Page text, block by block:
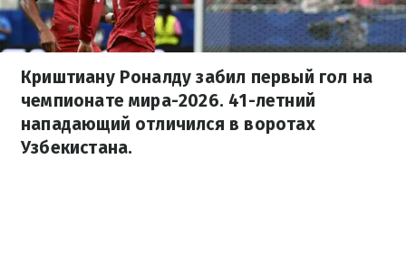
Криштиану Роналду забил первый гол на
чемпионате мира-2026. 41-летний
нападающий отличился в воротах
Узбекистана.